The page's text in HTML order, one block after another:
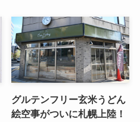
グルテンフリー玄米うどん
絵空事がついに札幌上陸！